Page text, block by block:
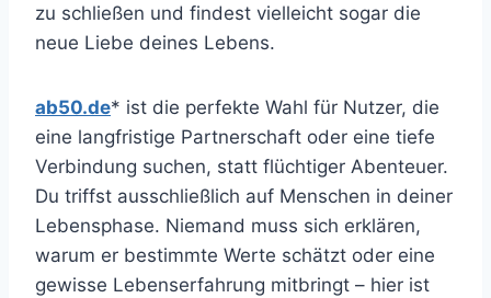
zu schließen und findest vielleicht sogar die
neue Liebe deines Lebens.
ab50.de* ist die perfekte Wahl für Nutzer, die
eine langfristige Partnerschaft oder eine tiefe
Verbindung suchen, statt flüchtiger Abenteuer.
Du triffst ausschließlich auf Menschen in deiner
Lebensphase. Niemand muss sich erklären,
warum er bestimmte Werte schätzt oder eine
gewisse Lebenserfahrung mitbringt – hier ist